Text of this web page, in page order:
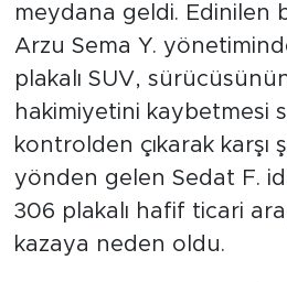
meydana geldi. Edinilen
Arzu Sema Y.
plakalı SUV,
hakimiyetini kaybetmesi
kontrolden çıkarak karşı
yönden gelen Sedat F.
306 plakalı hafif ticari
kazaya neden oldu.